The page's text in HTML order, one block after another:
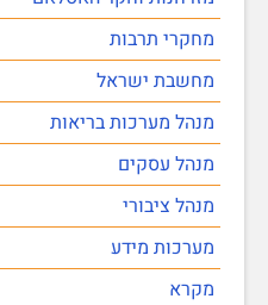
מחקרי תרבות
מחשבת ישראל
מנהל מערכות בריאות
מנהל עסקים
מנהל ציבורי
מערכות מידע
מקרא